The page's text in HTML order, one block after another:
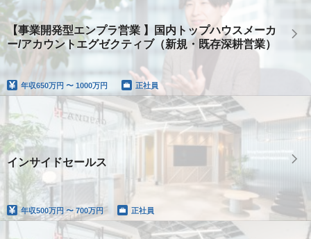
【事業開発型エンプラ営業 】国内トップハウスメーカ
ー/アカウントエグゼクティブ（新規・既存深耕営業）
年収650万円 〜 1000万円 正社員
インサイドセールス
年収500万円 〜 700万円 正社員